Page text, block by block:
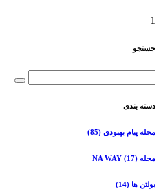
1
جستجو
دسته بندی
مجله پیام بهبودی (85)
مجله NA WAY (17)
بولتن ها (14)